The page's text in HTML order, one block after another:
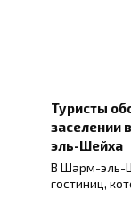
Туристы
заселении
эль-Шейха
В Шарм-эль-
гостиниц,